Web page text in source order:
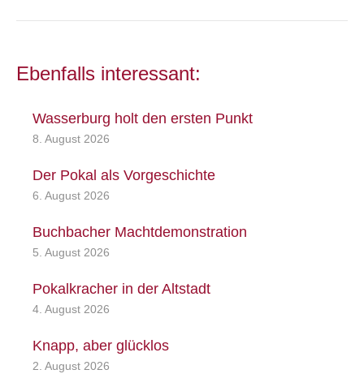
Ebenfalls interessant:
Wasserburg holt den ersten Punkt
8. August 2026
Der Pokal als Vorgeschichte
6. August 2026
Buchbacher Machtdemonstration
5. August 2026
Pokalkracher in der Altstadt
4. August 2026
Knapp, aber glücklos
2. August 2026